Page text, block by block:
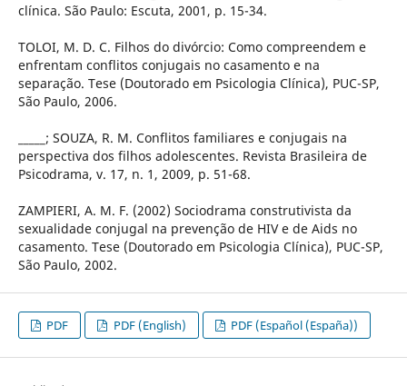
clínica. São Paulo: Escuta, 2001, p. 15-34.
TOLOI, M. D. C. Filhos do divórcio: Como compreendem e
enfrentam conflitos conjugais no casamento e na
separação. Tese (Doutorado em Psicologia Clínica), PUC-SP,
São Paulo, 2006.
_____; SOUZA, R. M. Conflitos familiares e conjugais na
perspectiva dos filhos adolescentes. Revista Brasileira de
Psicodrama, v. 17, n. 1, 2009, p. 51-68.
ZAMPIERI, A. M. F. (2002) Sociodrama construtivista da
sexualidade conjugal na prevenção de HIV e de Aids no
casamento. Tese (Doutorado em Psicologia Clínica), PUC-SP,
São Paulo, 2002.
PDF PDF (English) PDF (Español (España))